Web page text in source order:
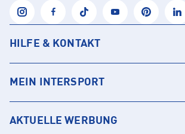
HILFE & KONTAKT
MEIN INTERSPORT
AKTUELLE WERBUNG